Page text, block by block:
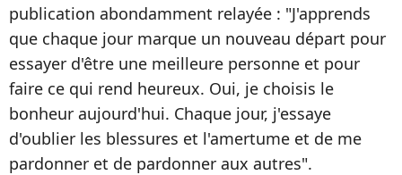
publication abondamment relayée : "J'apprends
que chaque jour marque un nouveau départ pour
essayer d'être une meilleure personne et pour
faire ce qui rend heureux. Oui, je choisis le
bonheur aujourd'hui. Chaque jour, j'essaye
d'oublier les blessures et l'amertume et de me
pardonner et de pardonner aux autres".